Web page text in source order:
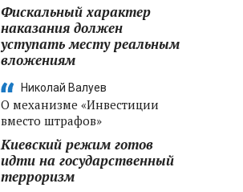
Фискальный характер
наказания должен
уступать месту реальным
вложениям
Николай Валуев
О механизме «Инвестиции
вместо штрафов»
Киевский режим готов
идти на государственный
терроризм